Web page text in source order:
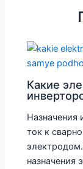
Какие
Назначения
ток к
назначения